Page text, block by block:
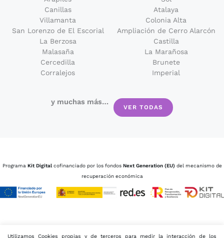
Utilizamos Cookies propias y de terceros para medir la interacción de los
Canillas
Atalaya
Villamanta
Colonia Alta
San Lorenzo de El Escorial
Ampliación de Cerro Alarcón
La Berzosa
Castilla
Malasaña
La Marañosa
Cercedilla
Brunete
Corralejos
Imperial
y muchas más…
VER TODAS
Programa Kit Digital cofinanciado por los fondos Next Generation (EU) del mecanismo de
recuperación económica